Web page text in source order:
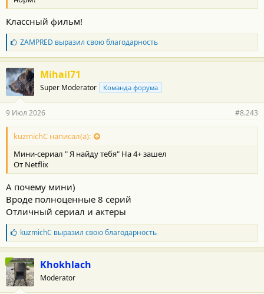
Классный фильм!
Б
л
а
г
о
д
а
н
о
с
и
:
ZAMPRED выразил свою благодарность
Mihail71
Super Moderator Команда форума
9 Июл 2026 #8.243
kuzmichC написал(а):
Мини-сериал " Я найду тебя" На 4+ зашел
От Netflix
А почему мини)
Вроде полноценные 8 серий
Отличный сериал и актеры
Б
л
а
г
о
д
а
kuzmichC выразил свою благодарность
Khokhlach
Moderator